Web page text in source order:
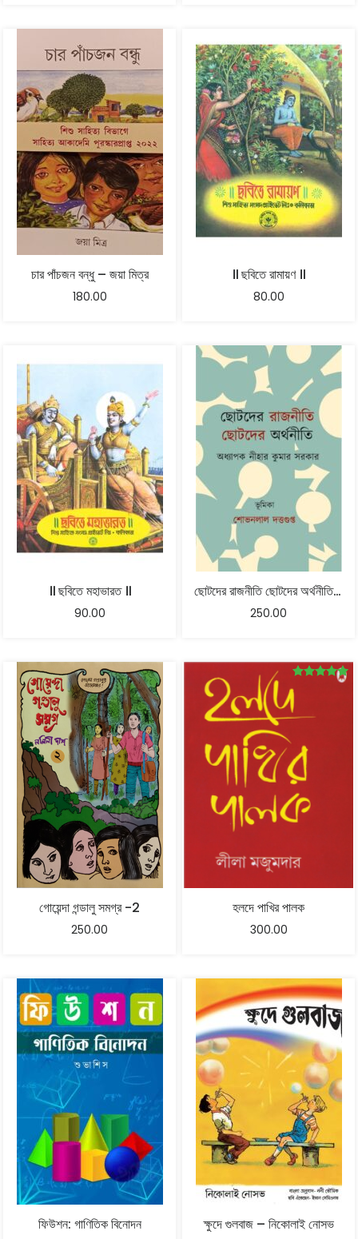
চার পাঁচজন বন্ধু – জয়া মিত্র
180.00
॥ ছবিতে রামায়ণ ॥
80.00
॥ ছবিতে মহাভারত ॥
90.00
ছোটদের রাজনীতি ছোটদের অর্থনীতি – অধ্যাপক নীহার কুমার সরকার
250.00
গোয়েন্দা গন্ডালু সমগ্র -2
250.00
হলদে পাখির পালক
300.00
ফিউশন: গাণিতিক বিনোদন ক্ষুদে গুলবাজ – নিকোলাই নোসভ